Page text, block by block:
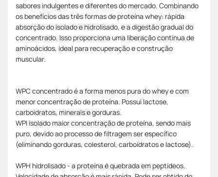
sabores indulgentes e diferentes do mercado. Combinando
os benefícios das três formas de proteína whey: rápida
absorção do isolado e hidrolisado, e a digestão gradual do
concentrado. Isso proporciona uma liberação contínua de
aminoácidos, ideal para recuperação e construção
muscular.
WPC concentrado é a forma menos pura do whey e com
menor concentração de proteína. Possui lactose,
carboidratos, minerais e gorduras.
WPI isolado maior concentração de proteína, sendo mais
puro, devido ao processo de filtragem ser específico
(eliminando gorduras, colesterol, carboidratos e lactose).
WPH hidrolisado - a proteína é quebrada em peptídeos.